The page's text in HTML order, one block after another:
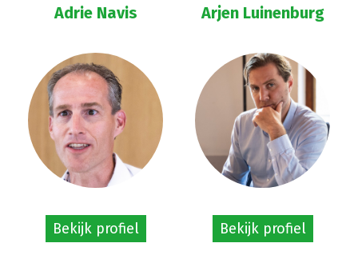
Adrie Navis
Bekijk profiel
Arjen Luinenburg
Bekijk profiel